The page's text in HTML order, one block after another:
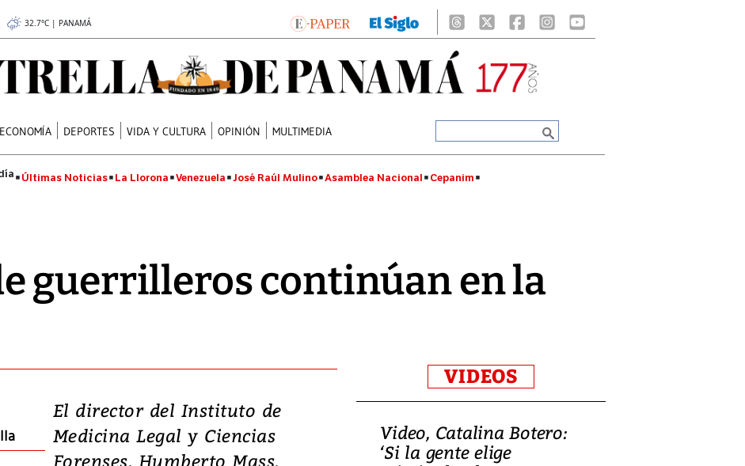
32.7°C | PANAMÁ
ECONOMÍA DEPORTES VIDA Y CULTURA OPINIÓN MULTIMEDIA
Últimas Noticias La Llorona Venezuela José Raúl Mulino Asamblea Nacional Cepanim
guerrilleros continúan en la
El director del Instituto de
Medicina Legal y Ciencias
Forenses, Humberto Mass,
VIDEOS
Video, Japón: Terremoto
deja heridos y graves
Video, Catalina Botero:
‘Si la gente elige